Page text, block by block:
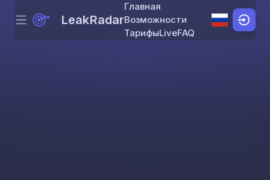
Skip to content
Menu LeakRadar
Главная
Возможности
ТарифыLiveFAQ